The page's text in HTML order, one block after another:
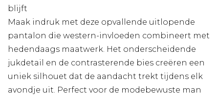
blijft
Maak indruk met deze opvallende uitlopende
pantalon die western-invloeden combineert met
hedendaags maatwerk. Het onderscheidende
jukdetail en de contrasterende bies creëren een
uniek silhouet dat de aandacht trekt tijdens elk
avondje uit. Perfect voor de modebewuste man